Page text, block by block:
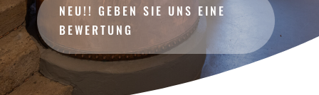
NEU!! GEBEN SIE UNS EINE
BEWERTUNG